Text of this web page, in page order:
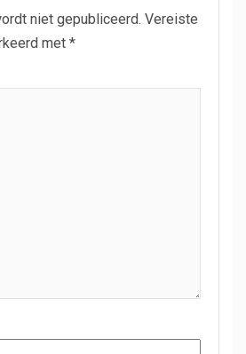
niet gepubliceerd. Vereiste
met *